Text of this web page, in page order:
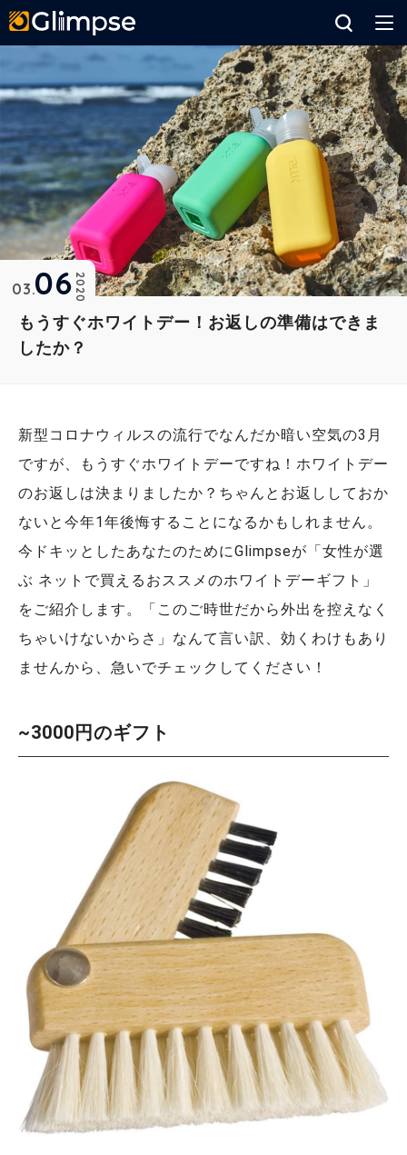
もうすぐホワイトデー！お返しの準備はできま
したか？
2020
03 06
新型コロナウィルスの流行でなんだか暗い空気の3月
ですが、もうすぐホワイトデーですね！ホワイトデー
のお返しは決まりましたか？ちゃんとお返ししておか
ないと今年1年後悔することになるかもしれません。
今ドキッとしたあなたのためにGlimpseが「女性が選
ぶ ネットで買えるおススメのホワイトデーギフト」
をご紹介します。「このご時世だから外出を控えなく
ちゃいけないからさ」なんて言い訳、効くわけもあり
ませんから、急いでチェックしてください！
~3000円のギフト